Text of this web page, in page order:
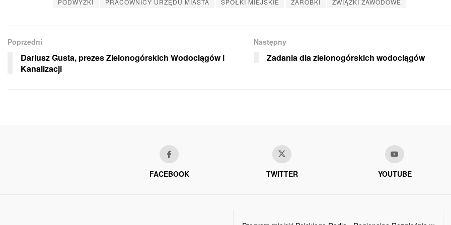
Poprzedni
Dariusz Gusta, prezes Zielonogórskich Wodociągów i
Kanalizacji
Następny
Zadania dla zielonogórskich wodociągów
FACEBOOK TWITTER YOUTUBE